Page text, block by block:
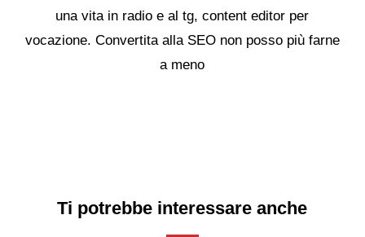
una vita in radio e al tg, content editor per
vocazione. Convertita alla SEO non posso più farne
a meno
Ti potrebbe interessare anche